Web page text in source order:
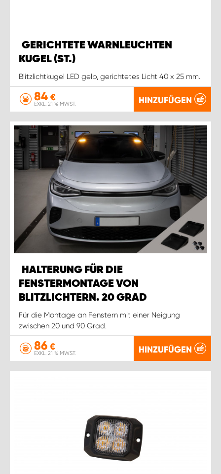
GERICHTETE WARNLEUCHTEN
KUGEL (ST.)
Blitzlichtkugel LED gelb, gerichtetes Licht 40 x 25 mm.
84 €
EXKL. 21 % MWST. HINZUFÜGEN
HALTERUNG FÜR DIE
FENSTERMONTAGE VON
BLITZLICHTERN. 20 GRAD
Für die Montage an Fenstern mit einer Neigung
zwischen 20 und 90 Grad.
86 €
EXKL. 21 % MWST. HINZUFÜGEN